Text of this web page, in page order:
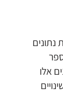
נתונים
אלו